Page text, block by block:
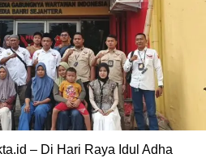
– Di Hari Raya Idul Adha